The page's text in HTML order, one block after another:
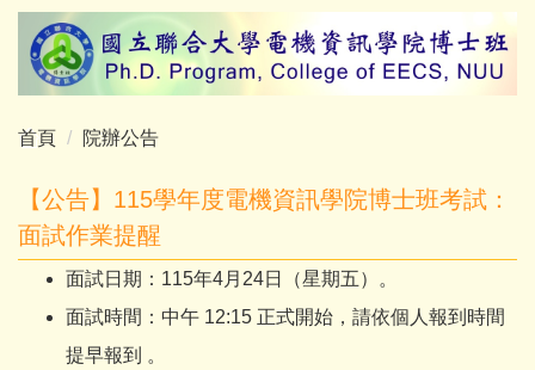
跳
內
首頁 院辦公告
【公告】115學年度電機資訊學院博士班考試：
面試作業提醒
面試日期：115年4月24日（星期五）。
面試時間：中午 12:15 正式開始，請依個人報到時間
提早報到 。